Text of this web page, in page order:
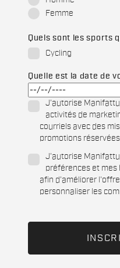
Femme
Quels sont les sports
Cycling
Quelle est la date de
J'autorise
activités de
courriels avec des
promotions
J'autorise
préférences et mes
afin d'améliorer
personnaliser les